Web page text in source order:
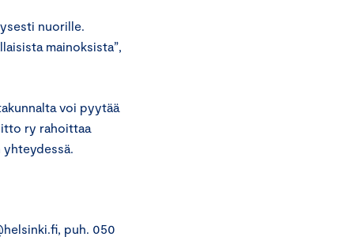
nuorille.
mainoksista”,
voi pyytää
ry rahoittaa
yhteydessä.
puh. 050